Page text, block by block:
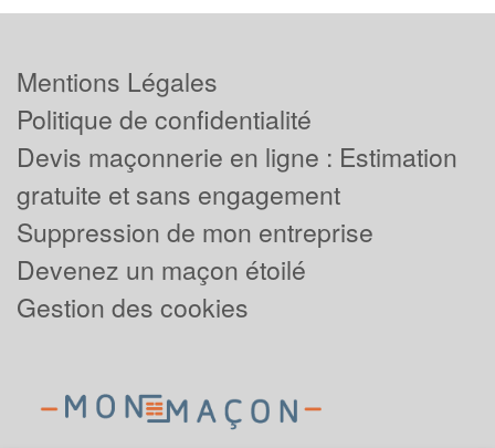
Mentions Légales
Politique de confidentialité
Devis maçonnerie en ligne : Estimation
gratuite et sans engagement
Suppression de mon entreprise
Devenez un maçon étoilé
Gestion des cookies